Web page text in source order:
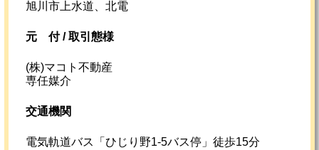
旭川市上水道、北電
元 付 /取引態様
(株)マコト不動産
専任媒介
交通機関
電気軌道バス「ひじり野1-5バス停」徒歩15分